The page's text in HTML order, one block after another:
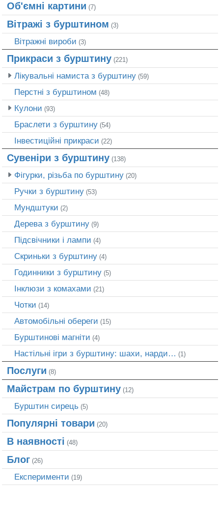
Об'ємні картини (7)
Вітражі з бурштином (3)
Вітражні вироби (3)
Прикраси з бурштину (221)
Лікувальні намиста з бурштину (59)
Перстні з бурштином (48)
Кулони (93)
Браслети з бурштину (54)
Інвестиційні прикраси (22)
Сувеніри з бурштину (138)
Фігурки, різьба по бурштину (20)
Ручки з бурштину (53)
Мундштуки (2)
Дерева з бурштину (9)
Підсвічники і лампи (4)
Скриньки з бурштину (4)
Годинники з бурштину (5)
Інклюзи з комахами (21)
Чотки (14)
Автомобільні обереги (15)
Бурштинові магніти (4)
Настільні ігри з бурштину: шахи, нарди… (1)
Послуги (8)
Майстрам по бурштину (12)
Бурштин сирець (5)
Популярні товари (20)
В наявності (48)
Блог (26)
Експерименти (19)